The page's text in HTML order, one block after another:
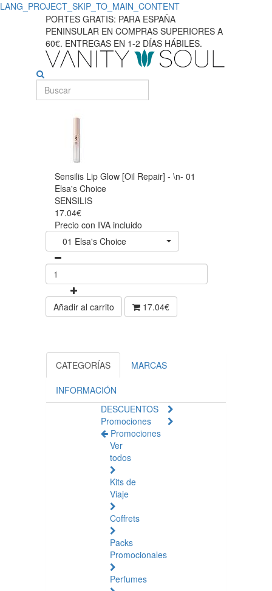
LANG_PROJECT_SKIP_TO_MAIN_CONTENT
PORTES GRATIS: PARA ESPAÑA
PENINSULAR EN COMPRAS SUPERIORES A
60€. ENTREGAS EN 1-2 DÍAS HÁBILES.
Sensilis Lip Glow [Oil Repair] - \n- 01
Elsa's Choice
SENSILIS
17.04€
Precio con IVA incluido
01 Elsa's Choice
Añadir al carrito 17.04€
CATEGORÍAS MARCAS
INFORMACIÓN
DESCUENTOS
Promociones
Promociones
Ver
todos
Kits de
Viaje
Coffrets
Packs
Promocionales
Perfumes